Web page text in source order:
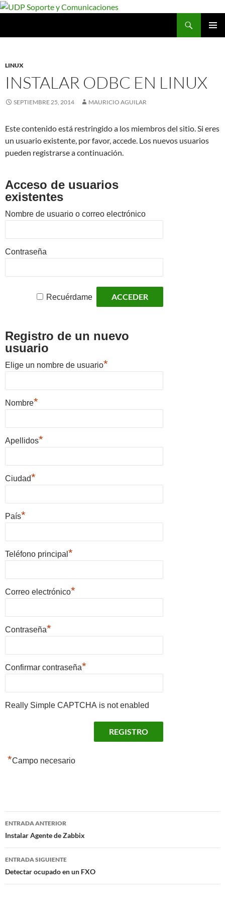
Saltar
LINUX
INSTALAR ODBC EN LINUX
SEPTIEMBRE 25, 2014 MAURICIO AGUILAR
Este contenido está restringido a los miembros del sitio. Si eres
un usuario existente, por favor, accede. Los nuevos usuarios
pueden registrarse a continuación.
Acceso de usuarios
existentes
Nombre de usuario o correo electrónico
Contraseña
Recuérdame
Registro de un nuevo
usuario
Elige un nombre de usuario*
Nombre*
Apellidos*
Ciudad*
País*
Teléfono principal *
Correo electrónico*
Contraseña*
Confirmar contraseña*
Really Simple CAPTCHA is not enabled
*Campo necesario
Navegación
de
entradas
ENTRADA ANTERIOR
Instalar Agente de Zabbix
ENTRADA SIGUIENTE
Detectar ocupado en un FXO